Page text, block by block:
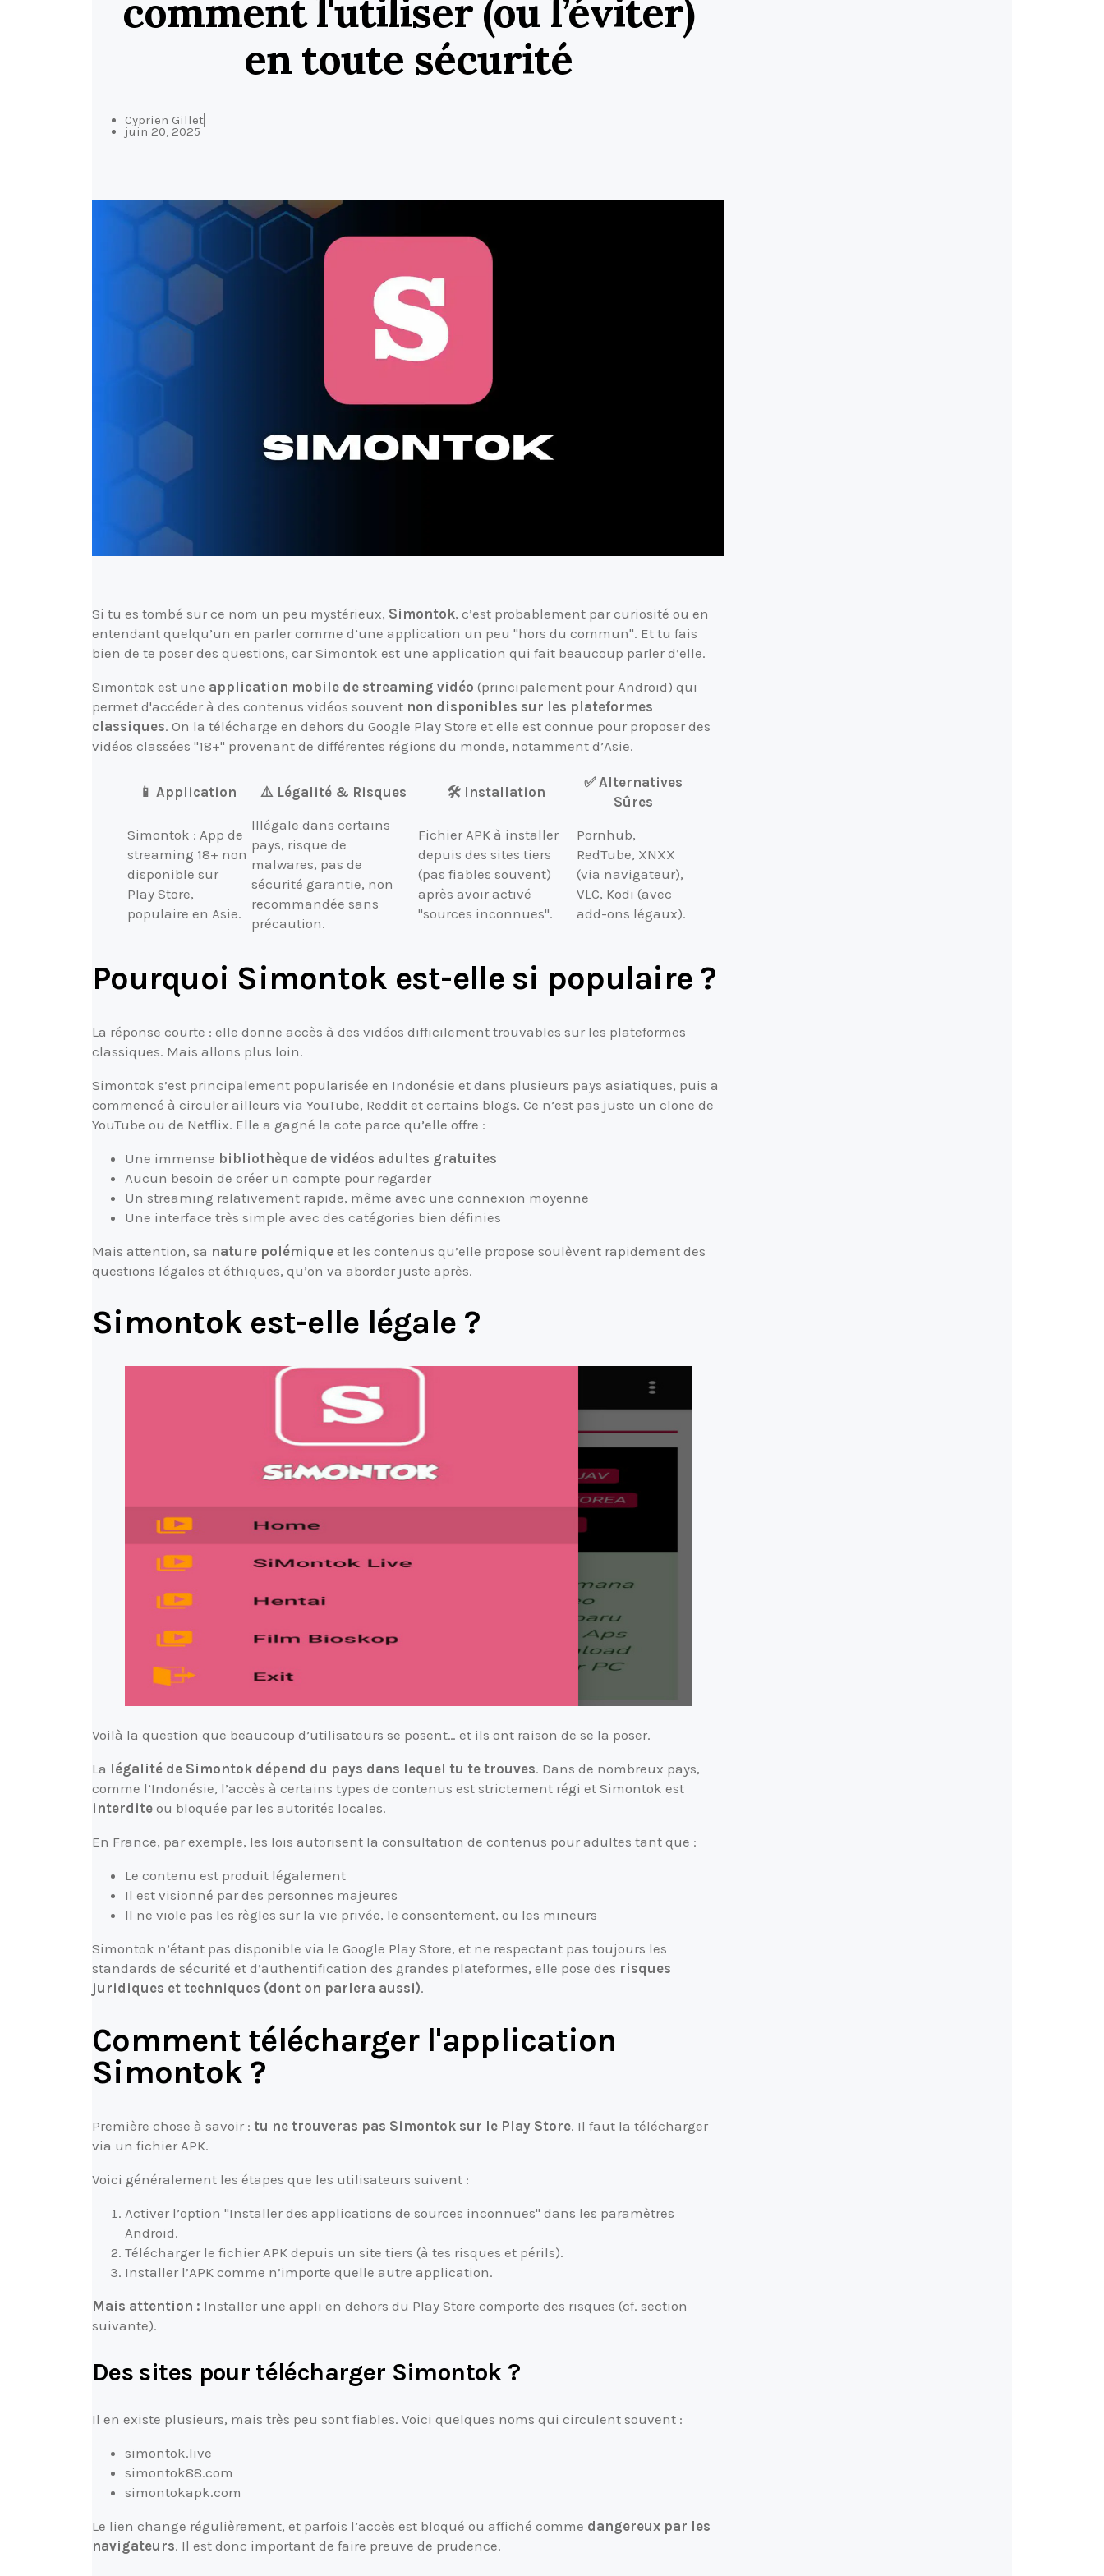
comment l'utiliser (ou l’éviter)
en toute sécurité
Cyprien Gillet
juin 20, 2025
Si tu es tombé sur ce nom un peu mystérieux, Simontok, c’est probablement par curiosité ou en
entendant quelqu’un en parler comme d’une application un peu "hors du commun". Et tu fais
bien de te poser des questions, car Simontok est une application qui fait beaucoup parler d’elle.
Simontok est une application mobile de streaming vidéo (principalement pour Android) qui
permet d'accéder à des contenus vidéos souvent non disponibles sur les plateformes
classiques. On la télécharge en dehors du Google Play Store et elle est connue pour proposer des
vidéos classées "18+" provenant de différentes régions du monde, notamment d’Asie.
📱 Application ⚠️ Légalité & Risques 🛠️ Installation
✅ Alternatives
Sûres
Simontok : App de
streaming 18+ non
disponible sur
Play Store,
populaire en Asie.
Illégale dans certains
pays, risque de
malwares, pas de
sécurité garantie, non
recommandée sans
précaution.
Fichier APK à installer
depuis des sites tiers
(pas fiables souvent)
après avoir activé
"sources inconnues".
Pornhub,
RedTube, XNXX
(via navigateur),
VLC, Kodi (avec
add-ons légaux).
Pourquoi Simontok est-elle si populaire ?
La réponse courte : elle donne accès à des vidéos difficilement trouvables sur les plateformes
classiques. Mais allons plus loin.
Simontok s’est principalement popularisée en Indonésie et dans plusieurs pays asiatiques, puis a
commencé à circuler ailleurs via YouTube, Reddit et certains blogs. Ce n’est pas juste un clone de
YouTube ou de Netflix. Elle a gagné la cote parce qu’elle offre :
Une immense bibliothèque de vidéos adultes gratuites
Aucun besoin de créer un compte pour regarder
Un streaming relativement rapide, même avec une connexion moyenne
Une interface très simple avec des catégories bien définies
Mais attention, sa nature polémique et les contenus qu’elle propose soulèvent rapidement des
questions légales et éthiques, qu’on va aborder juste après.
Simontok est-elle légale ?
Voilà la question que beaucoup d’utilisateurs se posent… et ils ont raison de se la poser.
La légalité de Simontok dépend du pays dans lequel tu te trouves. Dans de nombreux pays,
comme l’Indonésie, l’accès à certains types de contenus est strictement régi et Simontok est
interdite ou bloquée par les autorités locales.
En France, par exemple, les lois autorisent la consultation de contenus pour adultes tant que :
Le contenu est produit légalement
Il est visionné par des personnes majeures
Il ne viole pas les règles sur la vie privée, le consentement, ou les mineurs
Simontok n’étant pas disponible via le Google Play Store, et ne respectant pas toujours les
standards de sécurité et d’authentification des grandes plateformes, elle pose des risques
juridiques et techniques (dont on parlera aussi).
Comment télécharger l'application
Simontok ?
Première chose à savoir : tu ne trouveras pas Simontok sur le Play Store. Il faut la télécharger
via un fichier APK.
Voici généralement les étapes que les utilisateurs suivent :
Activer l’option "Installer des applications de sources inconnues" dans les paramètres
Android.
Télécharger le fichier APK depuis un site tiers (à tes risques et périls).
Installer l’APK comme n’importe quelle autre application.
Mais attention : Installer une appli en dehors du Play Store comporte des risques (cf. section
suivante).
Des sites pour télécharger Simontok ?
Il en existe plusieurs, mais très peu sont fiables. Voici quelques noms qui circulent souvent :
simontok.live
simontok88.com
simontokapk.com
Le lien change régulièrement, et parfois l’accès est bloqué ou affiché comme dangereux par les
navigateurs. Il est donc important de faire preuve de prudence.